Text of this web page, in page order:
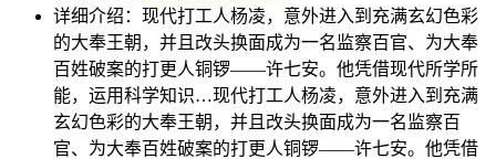
详细介绍： 现代打工人杨凌，意外进入到充满玄幻色彩
的大奉王朝，并且改头换面成为一名监察百官、为大奉
百姓破案的打更人铜锣——许七安。他凭借现代所学所
能，运用科学知识…现代打工人杨凌，意外进入到充满
玄幻色彩的大奉王朝，并且改头换面成为一名监察百
官、为大奉百姓破案的打更人铜锣——许七安。他凭借